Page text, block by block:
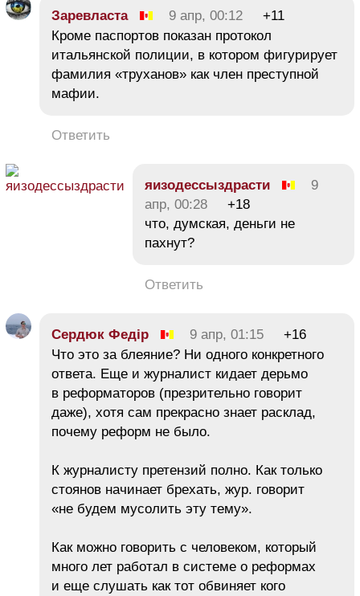
Заревласта 9 апр, 00:12
+11
Кроме паспортов показан протокол
итальянской полиции, в котором фигурирует
фамилия «труханов» как член преступной
мафии.
Ответить
яизодессыздрасти
9
апр, 00:28
+18
что, думская, деньги не
пахнут?
Ответить
Сердюк Федір 9 апр, 01:15
+16
Что это за блеяние? Ни одного конкретного
ответа. Еще и журналист кидает дерьмо
в реформаторов (презрительно говорит
даже), хотя сам прекрасно знает расклад,
почему реформ не было.
К журналисту претензий полно. Как только
стоянов начинает брехать, жур. говорит
«не будем мусолить эту тему».
Как можно говорить с человеком, который
много лет работал в системе о реформах
и еще слушать как тот обвиняет кого